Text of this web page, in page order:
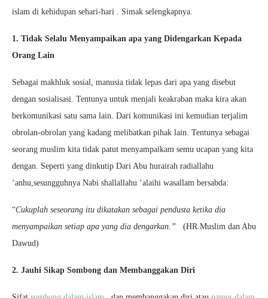
islam di kehidupan sehari-hari . Simak selengkapnya.
1. Tidak Selalu Menyampaikan apa yang Didengarkan Kepada
Orang Lain
Sebagai makhluk sosial, manusia tidak lepas dari apa yang disebut
dengan sosialisasi. Tentunya untuk menjali keakraban maka kira akan
berkomunikasi satu sama lain. Dari komunikasi ini kemudian terjalim
obrolan-obrolan yang kadang melibatkan pihak lain. Tentunya sebagai
seorang muslim kita tidak patut menyampaikam semu ucapan yang kita
dengan. Seperti yang dinkutip Dari Abu hurairah radiallahu
‘anhu,sesungguhnya Nabi shallallahu ‘alaihi wasallam bersabda:
“Cukuplah seseorang itu dikatakan sebagai pendusta ketika dia
menyampaikan setiap apa yang dia dengarkan.” (HR.Muslim dan Abu
Dawud)
2. Jauhi Sikap Sombong dan Membanggakan Diri